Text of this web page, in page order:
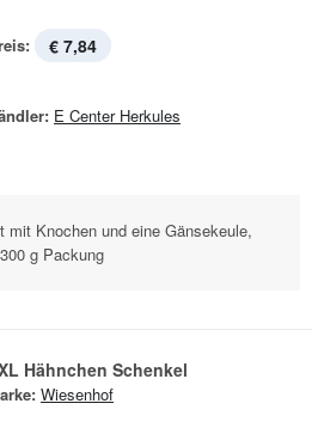
€ 7,84
E Center Herkules
mit Knochen und eine Gänsekeule,
g Packung
Hähnchen Schenkel
Wiesenhof